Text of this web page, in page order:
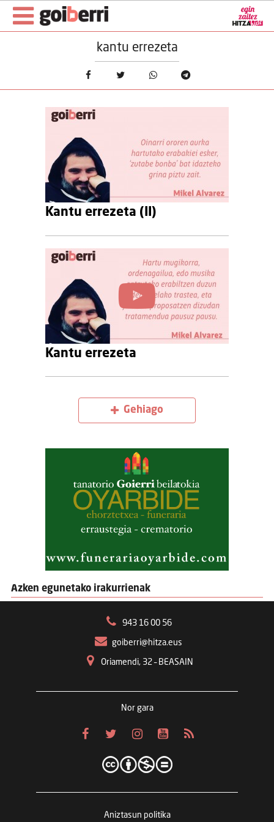
kantu errezeta
Kantu errezeta (II)
Kantu errezeta
Gehiago
Azken egunetako irakurrienak
943 16 00 56
goiberri@hitza.eus
Oriamendi, 32 – BEASAIN
Nor gara
Aniztasun politika